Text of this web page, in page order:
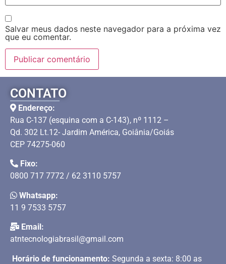
Salvar meus dados neste navegador para a próxima vez
que eu comentar.
CONTATO
Endereço:
Rua C-137 (esquina com a C-143), nº 1112 –
Qd. 302 Lt.12- Jardim América, Goiânia/Goiás
CEP 74275-060
Fixo:
0800 717 7772 / 62 3110 5757
Whatsapp:
11 9 7533 5757
Email:
atntecnologiabrasil@gmail.com
Horário de funcionamento: Segunda a sexta: 8:00 as